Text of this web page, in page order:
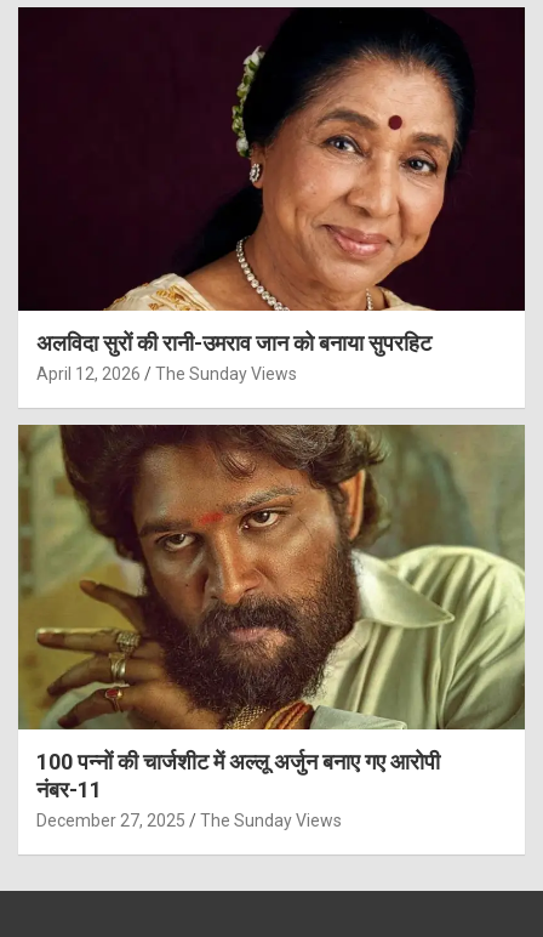
अलविदा सुरों की रानी-उमराव जान को बनाया सुपरहिट
April 12, 2026 The Sunday Views
100 पन्नों की चार्जशीट में अल्लू अर्जुन बनाए गए आरोपी
नंबर-11
December 27, 2025 The Sunday Views